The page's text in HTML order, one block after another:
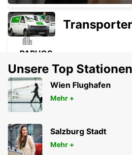
PAPHOS
PAPHOS - CYPRUS
PROTARAS
PROTARAS - CYPRUS
Unsere Top
Wien Flughafen
Mehr +
Salzburg Stadt
Mehr +